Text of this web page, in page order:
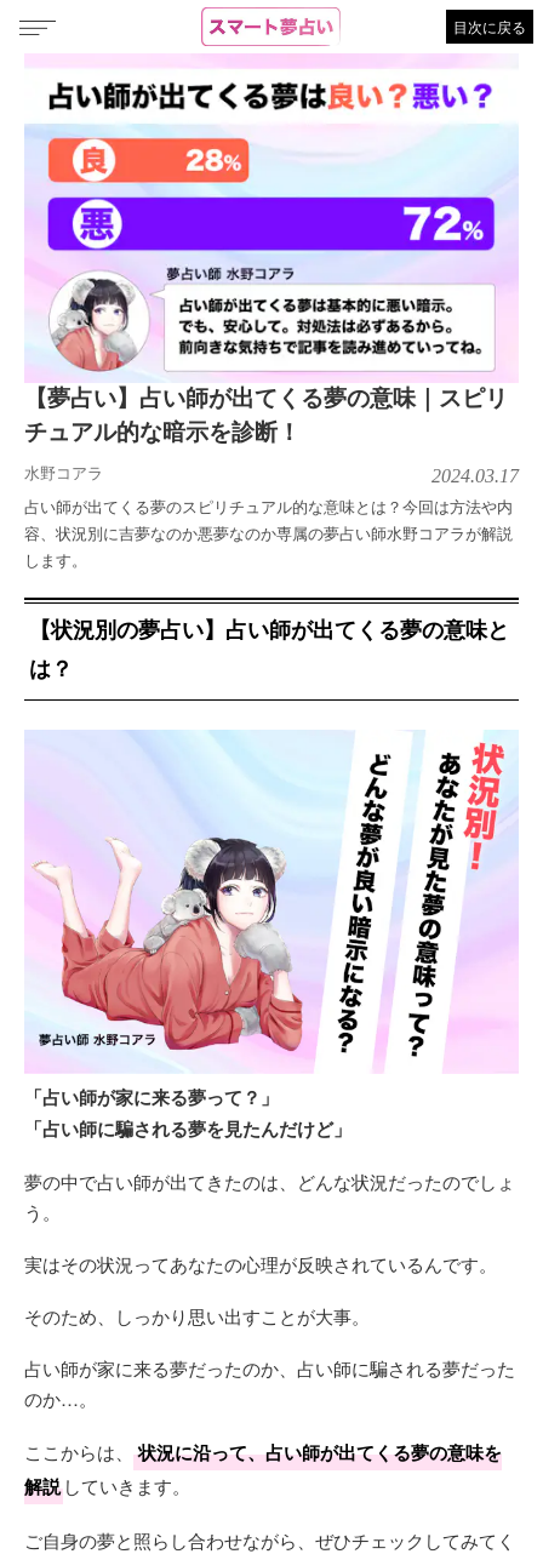
目次に戻る
【夢占い】占い師が出てくる夢の意味｜スピリ
チュアル的な暗示を診断！
水野コアラ 2024.03.17
占い師が出てくる夢のスピリチュアル的な意味とは？今回は方法や内
容、状況別に吉夢なのか悪夢なのか専属の夢占い師水野コアラが解説
します。
【状況別の夢占い】占い師が出てくる夢の意味と
は？
「占い師が家に来る夢って？」
「占い師に騙される夢を見たんだけど」
夢の中で占い師が出てきたのは、どんな状況だったのでしょ
う。
実はその状況ってあなたの心理が反映されているんです。
そのため、しっかり思い出すことが大事。
占い師が家に来る夢だったのか、占い師に騙される夢だった
のか…。
ここからは、
状況に沿って、占い師が出てくる夢の意味を
解説 していきます。
ご自身の夢と照らし合わせながら、ぜひチェックしてみてく